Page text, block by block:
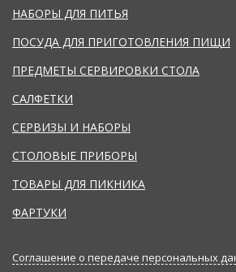
НАБОРЫ ДЛЯ ПИТЬЯ
ПОСУДА ДЛЯ ПРИГОТОВЛЕНИЯ ПИЩИ
ПРЕДМЕТЫ СЕРВИРОВКИ СТОЛА
САЛФЕТКИ
СЕРВИЗЫ И НАБОРЫ
СТОЛОВЫЕ ПРИБОРЫ
ТОВАРЫ ДЛЯ ПИКНИКА
ФАРТУКИ
Соглашение о передаче персональных